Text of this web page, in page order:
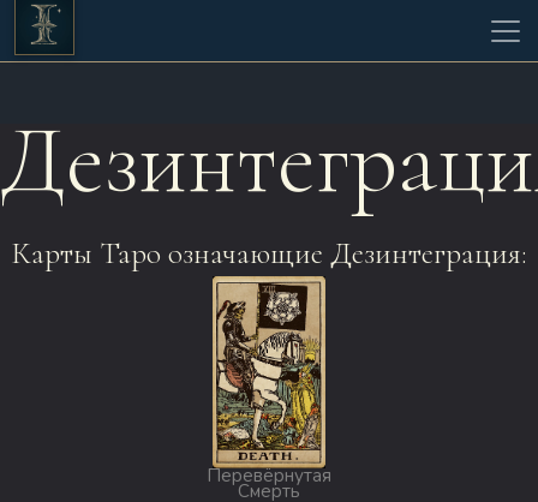
Карты Таро означающие Дезинтеграция:
Перевёрнутая
Смерть